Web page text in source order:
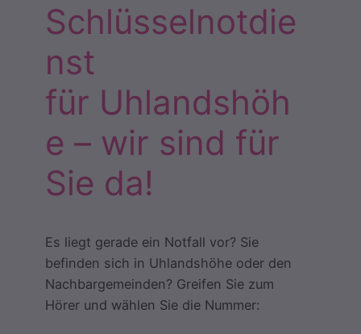
Schlüsselnotdie
nst
für Uhlandshöh
e – wir sind für
Sie da!
Es liegt gerade ein Notfall vor? Sie
befinden sich in Uhlandshöhe oder den
Nachbargemeinden? Greifen Sie zum
Hörer und wählen Sie die Nummer: